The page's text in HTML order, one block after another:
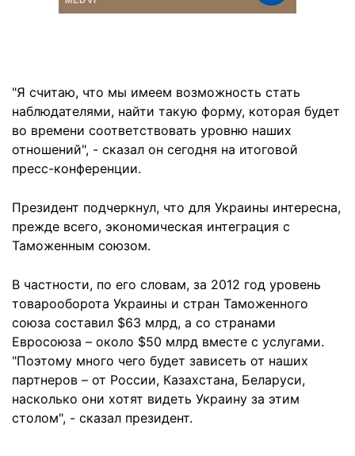
"Я считаю, что мы имеем возможность стать
наблюдателями, найти такую форму, которая будет
во времени соответствовать уровню наших
отношений", - сказал он сегодня на итоговой
пресс-конференции.
Президент подчеркнул, что для Украины интересна,
прежде всего, экономическая интеграция с
Таможенным союзом.
В частности, по его словам, за 2012 год уровень
товарооборота Украины и стран Таможенного
союза составил $63 млрд, а со странами
Евросоюза – около $50 млрд вместе с услугами.
"Поэтому много чего будет зависеть от наших
партнеров – от России, Казахстана, Беларуси,
насколько они хотят видеть Украину за этим
столом", - сказал президент.